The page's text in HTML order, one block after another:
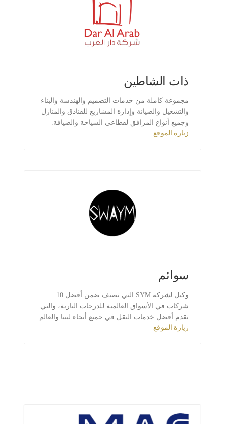
ذات الشاطين
مجموعة كاملة من خدمات التصميم والهندسة والبناء
والتشغيل والصيانة وإدارة المشاريع للفنادق والمنازل
وجميع أنواع المرافق لقطاعي السياحة والضيافة.
زيارة الموقع
سوائم
وكيل لشركة SYM التي تصنف ضمن أفضل 10
شركات في الأسواق العالمية للدرجات النارية، والتي
تقدم أفضل خدمات النقل في جميع أنحاء ليبيا والعالم.
زيارة الموقع